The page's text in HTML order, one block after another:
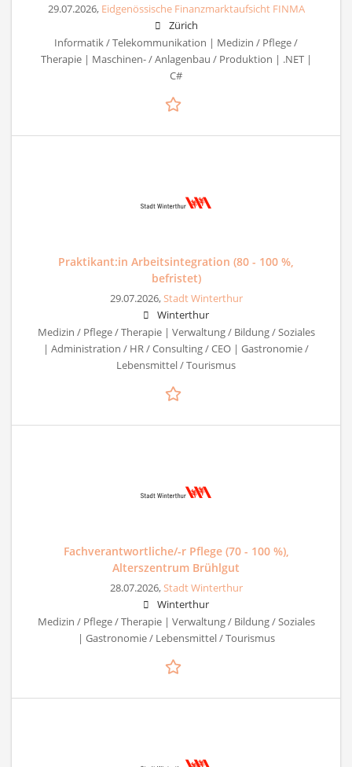
29.07.2026, Eidgenössische Finanzmarktaufsicht FINMA
Zürich
Informatik / Telekommunikation | Medizin / Pflege /
Therapie | Maschinen- / Anlagenbau / Produktion | .NET |
C#
Praktikant:in Arbeitsintegration (80 - 100 %,
befristet)
29.07.2026,Stadt Winterthur
Winterthur
Medizin / Pflege / Therapie | Verwaltung / Bildung / Soziales
| Administration / HR / Consulting / CEO | Gastronomie /
Lebensmittel / Tourismus
Fachverantwortliche/-r Pflege (70 - 100 %),
Alterszentrum Brühlgut
28.07.2026,Stadt Winterthur
Winterthur
Medizin / Pflege / Therapie | Verwaltung / Bildung / Soziales
| Gastronomie / Lebensmittel / Tourismus